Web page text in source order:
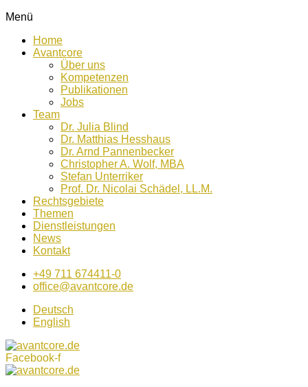
Menü
Home
Avantcore
Über uns
Kompetenzen
Publikationen
Jobs
Team
Dr. Julia Blind
Dr. Matthias Hesshaus
Dr. Arnd Pannenbecker
Christopher A. Wolf, MBA
Stefan Unterriker
Prof. Dr. Nicolai Schädel, LL.M.
Rechtsgebiete
Themen
Dienstleistungen
News
Kontakt
+49 711 674411-0
office@avantcore.de
Deutsch
English
Facebook-f